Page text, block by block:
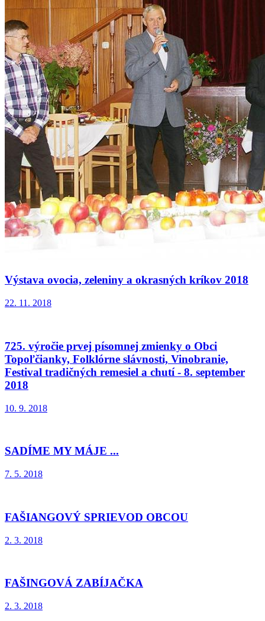
Výstava ovocia, zeleniny a okrasných kríkov 2018
22. 11. 2018
725. výročie prvej písomnej zmienky o Obci
Topoľčianky, Folklórne slávnosti, Vinobranie,
Festival tradičných remesiel a chutí - 8. september
2018
10. 9. 2018
SADÍME MY MÁJE ...
7. 5. 2018
FAŠIANGOVÝ SPRIEVOD OBCOU
2. 3. 2018
FAŠINGOVÁ ZABÍJAČKA
2. 3. 2018